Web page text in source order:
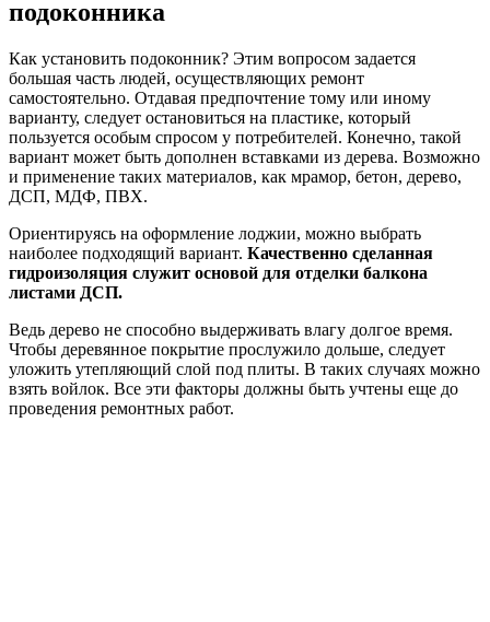
подоконника
Как установить подоконник? Этим вопросом задается
большая часть людей, осуществляющих ремонт
самостоятельно. Отдавая предпочтение тому или иному
варианту, следует остановиться на пластике, который
пользуется особым спросом у потребителей. Конечно, такой
вариант может быть дополнен вставками из дерева. Возможно
и применение таких материалов, как мрамор, бетон, дерево,
ДСП, МДФ, ПВХ.
Ориентируясь на оформление лоджии, можно выбрать
наиболее подходящий вариант. Качественно сделанная
гидроизоляция служит основой для отделки балкона
листами ДСП.
Ведь дерево не способно выдерживать влагу долгое время.
Чтобы деревянное покрытие прослужило дольше, следует
уложить утепляющий слой под плиты. В таких случаях можно
взять войлок. Все эти факторы должны быть учтены еще до
проведения ремонтных работ.